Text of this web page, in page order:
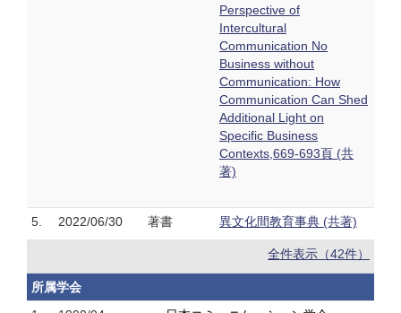
Perspective of
Intercultural
Communication No
Business without
Communication: How
Communication Can Shed
Additional Light on
Specific Business
Contexts,669-693頁 (共
著)
5. 2022/06/30 著書 異文化間教育事典 (共著)
全件表示（42件）
所属学会